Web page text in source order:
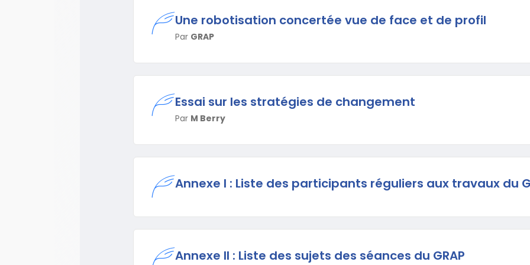
Une robotisation concertée vue de face et de profil
Par GRAP
Essai sur les stratégies de changement
Par M Berry
Annexe I : Liste des participants réguliers aux travaux du
Annexe II : Liste des sujets des séances du GRAP